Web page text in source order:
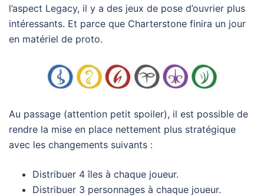
l’aspect Legacy, il y a des jeux de pose d’ouvrier plus
intéressants. Et parce que Charterstone finira un jour
en matériel de proto.
Au passage (attention petit spoiler), il est possible de
rendre la mise en place nettement plus stratégique
avec les changements suivants :
Distribuer 4 îles à chaque joueur.
Distribuer 3 personnages à chaque joueur.